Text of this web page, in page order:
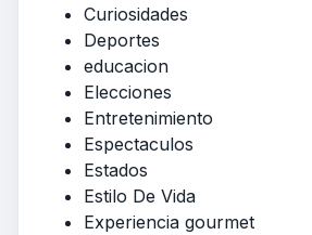
Curiosidades
Deportes
educacion
Elecciones
Entretenimiento
Espectaculos
Estados
Estilo De Vida
Experiencia gourmet